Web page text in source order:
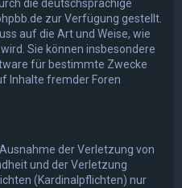
die deutschsprachige
zur Verfügung gestellt.
auf die Art und Weise, wie
Sie können insbesondere
für bestimmte Zwecke
Inhalte fremder Foren
der Verletzung von
und der Verletzung
(Kardinalpflichten) nur